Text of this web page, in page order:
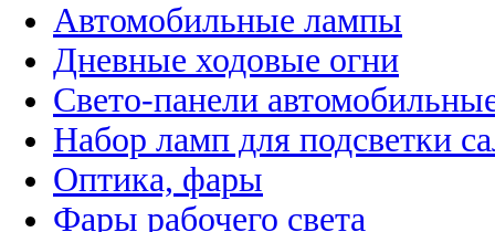
Автомобильные лампы
Дневные ходовые огни
Свето-панели
Набор ламп для подсветки
Оптика, фары
Фары рабочего света